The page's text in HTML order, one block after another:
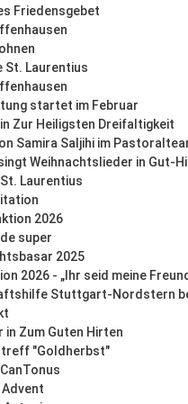
Friedensgebet
St. Laurentius
startet im Februar
Zur Heiligsten Dreifaltigkeit
Samira Saljihi im
Weihnachtslieder in Gut-
Laurentius
2026
super
2025
2026 - „Ihr seid meine
Stuttgart-Nordstern
in Zum Guten Hirten
"Goldherbst"